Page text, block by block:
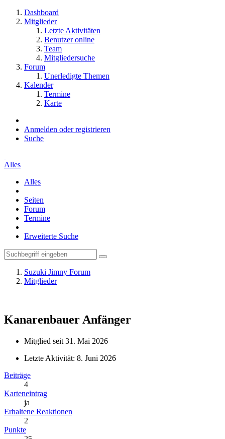
Dashboard
Mitglieder
Letzte Aktivitäten
Benutzer online
Team
Mitgliedersuche
Forum
Unerledigte Themen
Kalender
Termine
Karte
Anmelden oder registrieren
Suche
Alles
Alles
Seiten
Forum
Termine
Erweiterte Suche
Suzuki Jimny Forum
Mitglieder
Kanarenbauer Anfänger
Mitglied seit 31. Mai 2026
Letzte Aktivität: 8. Juni 2026
Beiträge
4
Karteneintrag
ja
Erhaltene Reaktionen
2
Punkte